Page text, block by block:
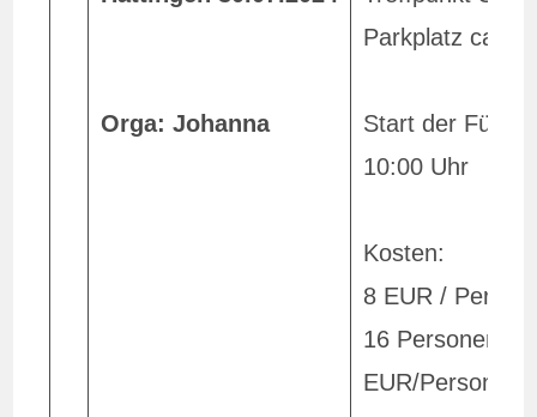
Orga: Johanna
Parkplatz ca. 9
Start der
10:00 Uhr
Kosten:
8 EUR /
16 Personen 7
EUR/Person